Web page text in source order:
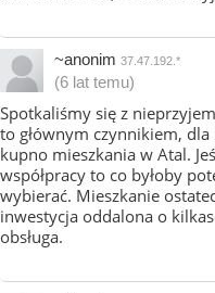
~anonim 37.47.192.*
(6 lat temu)
Spotkaliśmy się z
to głównym czynnikiem,
kupno mieszkania w Atal.
współpracy to co byłoby
wybierać. Mieszkanie
inwestycja oddalona o
obsługa.